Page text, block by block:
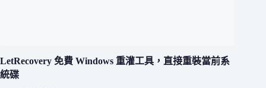
LetRecovery 免費 Windows 重灌工具，直接重裝當前系
統碟